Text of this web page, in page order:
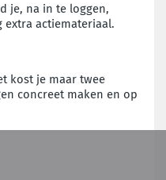
je, na in te loggen,
extra actiemateriaal.
kost je maar twee
concreet maken en op